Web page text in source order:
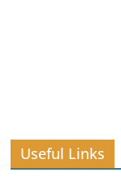
Useful Links